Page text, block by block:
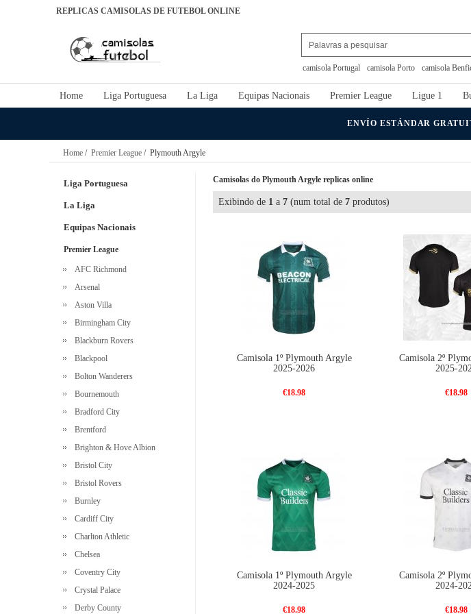
REPLICAS CAMISOLAS DE FUTEBOL ONLINE
camisola Portugal camisola Porto camisola
Home Liga Portuguesa La Liga Equipas Nacionais Premier League Ligue 1
ENVÍO ESTÁNDAR
Home / Premier League / Plymouth Argyle
Liga Portuguesa
La Liga
Equipas Nacionais
Premier League
AFC Richmond
Arsenal
Aston Villa
Birmingham City
Blackburn Rovers
Blackpool
Bolton Wanderers
Bournemouth
Bradford City
Brentford
Brighton & Hove Albion
Bristol City
Bristol Rovers
Burnley
Cardiff City
Charlton Athletic
Chelsea
Coventry City
Crystal Palace
Derby County
Camisolas do Plymouth Argyle replicas online
Exibindo de 1 a 7 (num total de 7 produtos)
Camisola 1º Plymouth Argyle
2025-2026
€18.98
Camisola 2º
2025-
€18.98
Camisola 1º Plymouth Argyle
2024-2025
€18.98
Camisola 2º
2024-
€18.98